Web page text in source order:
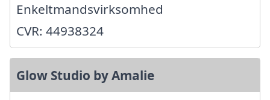
Enkeltmandsvirksomhed
CVR: 44938324
Glow Studio by Amalie